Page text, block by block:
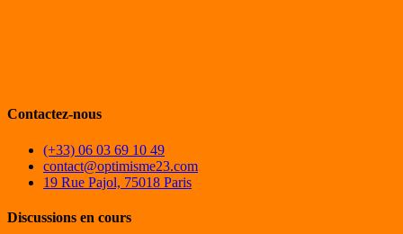
Contactez-nous
(+33) 06 03 69 10 49
contact@optimisme23.com
19 Rue Pajol, 75018 Paris
Discussions en cours